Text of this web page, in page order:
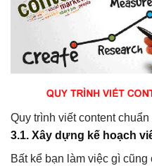
Quy trình viết content chuẩn
3.1. Xây dựng kế hoạch
Bất kể bạn làm việc gì